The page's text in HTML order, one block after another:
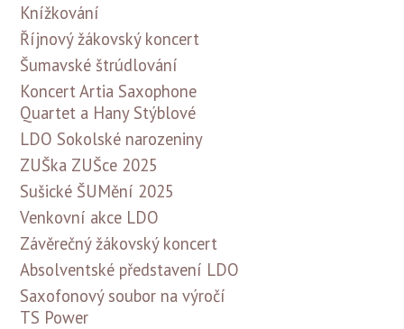
Knížkování
Říjnový žákovský koncert
Šumavské štrúdlování
Koncert Artia Saxophone
Quartet a Hany Stýblové
LDO Sokolské narozeniny
ZUŠka ZUŠce 2025
Sušické ŠUMění 2025
Venkovní akce LDO
Závěrečný žákovský koncert
Absolventské představení LDO
Saxofonový soubor na výročí
TS Power